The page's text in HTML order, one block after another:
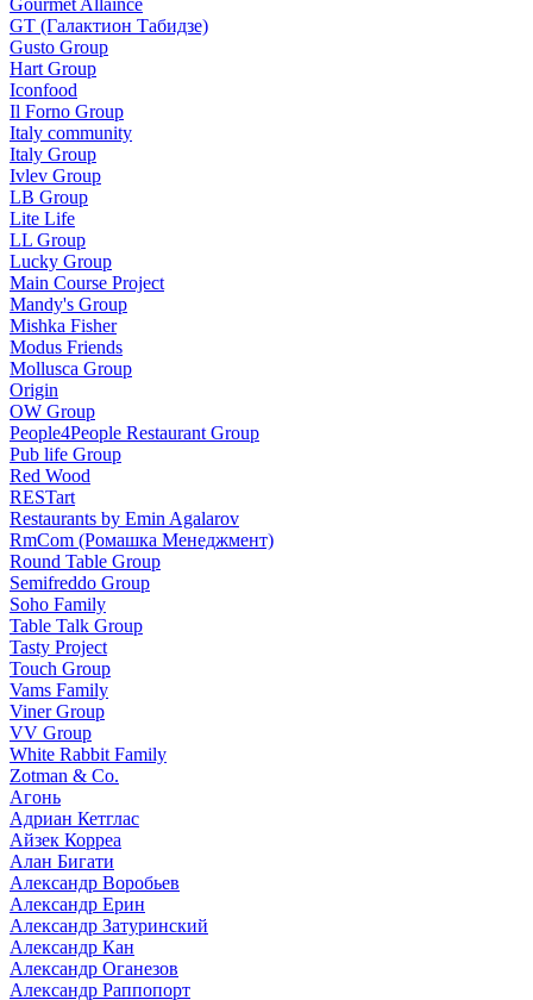
GT (Галактион Табидзе)
Gusto Group
Hart Group
Iconfood
Il Forno Group
Italy community
Italy Group
Ivlev Group
LB Group
Lite Life
LL Group
Lucky Group
Main Course Project
Mandy's Group
Mishka Fisher
Modus Friends
Mollusca Group
Origin
OW Group
People4People Restaurant Group
Pub life Group
Red Wood
RESTart
Restaurants by Emin Agalarov
RmCom (Ромашка Менеджмент)
Round Table Group
Semifreddo Group
Soho Family
Table Talk Group
Tasty Project
Touch Group
Vams Family
Viner Group
VV Group
White Rabbit Family
Zotman & Co.
Агонь
Адриан Кетглас
Айзек Корреа
Алан Бигати
Александр Воробьев
Александр Ерин
Александр Затуринский
Александр Кан
Александр Оганезов
Александр Раппопорт